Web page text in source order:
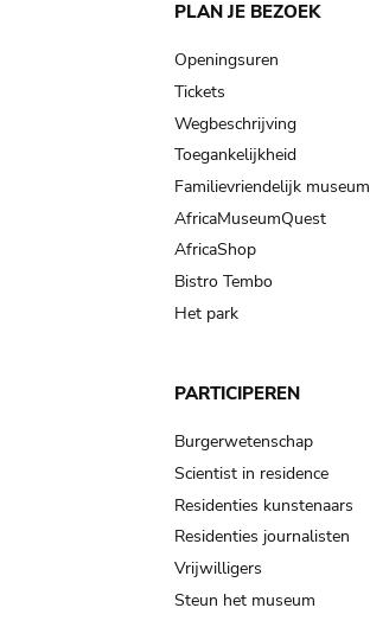
Main
navigation
PLAN JE BEZOEK
Openingsuren
Tickets
Wegbeschrijving
Toegankelijkheid
Familievriendelijk museum
AfricaMuseumQuest
AfricaShop
Bistro Tembo
Het park
PARTICIPEREN
Burgerwetenschap
Scientist in residence
Residenties kunstenaars
Residenties journalisten
Vrijwilligers
Steun het museum